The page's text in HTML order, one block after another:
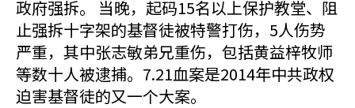
政府强拆。 当晚，起码15名以上保护教堂、阻
止强拆十字架的基督徒被特警打伤，5人伤势
严重，其中张志敏弟兄重伤，包括黄益梓牧师
等数十人被逮捕。7.21血案是2014年中共政权
迫害基督徒的又一个大案。